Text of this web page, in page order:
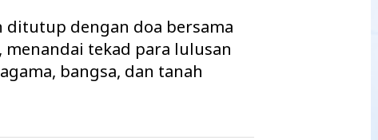
ditutup dengan doa bersama
tekad para lulusan
bangsa, dan tanah